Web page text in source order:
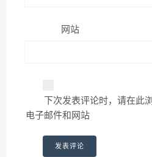
网站
下次发表评论时，请在此
电子邮件和网站